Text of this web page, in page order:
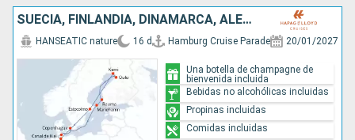
SUECIA, FINLANDIA, DINAMARCA, ALEMANIA
HANSEATIC nature 16 d Hamburg Cruise Parade 20/01/2027
Una botella de champagne de
bienvenida incluida
Bebidas no alcohólicas incluidas
Propinas incluidas
Comidas incluidas